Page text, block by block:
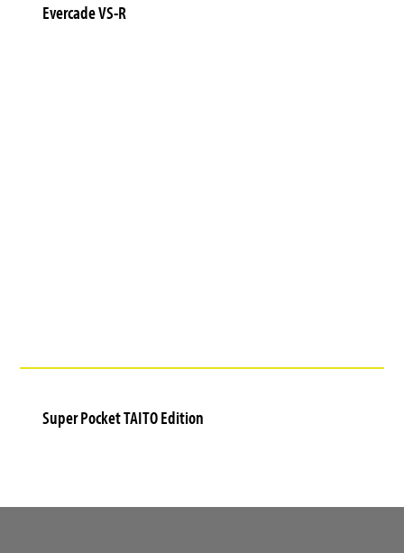
Evercade VS-R
Super Pocket TAITO Edition